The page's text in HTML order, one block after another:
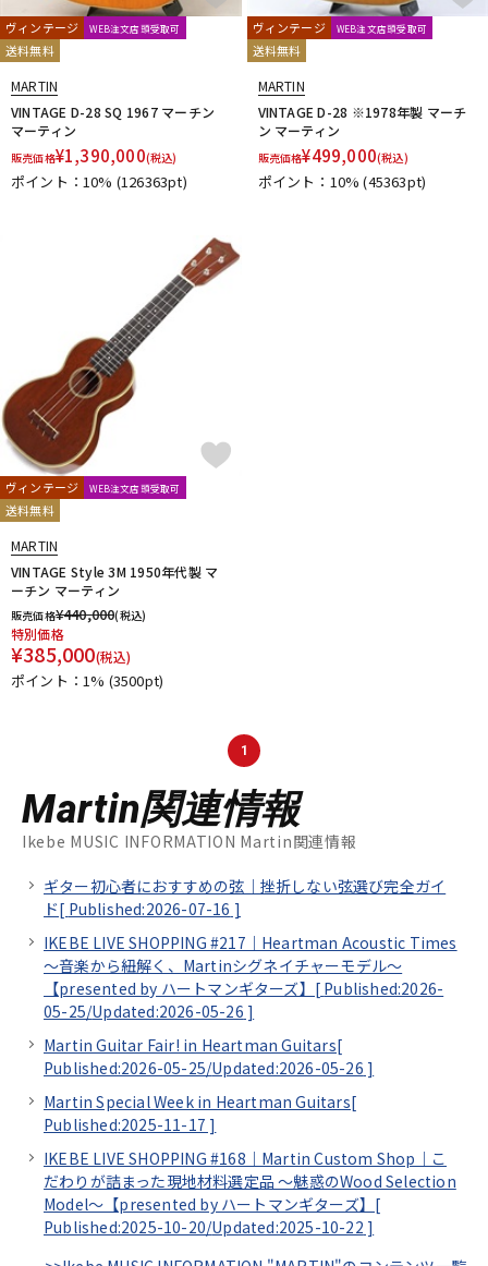
ヴィンテージ WEB注文店頭受取可
送料無料
MARTIN
VINTAGE D-28 SQ 1967 マーチン
マーティン
販売価格¥1,390,000(税込)
ポイント：10% (126363pt)
ヴィンテージ WEB注文店頭受取可
送料無料
MARTIN
VINTAGE D-28 ※1978年製 マーチ
ン マーティン
販売価格¥499,000(税込)
ポイント：10%(45363pt)
ヴィンテージ WEB注文店頭受取可
送料無料
MARTIN
VINTAGE Style 3M 1950年代製 マ
ーチン マーティン
販売価格¥440,000(税込)
特別価格
¥385,000(税込)
ポイント：1% (3500pt)
1
Martin関連情報
Ikebe MUSIC INFORMATION Martin関連情報
ギター初心者におすすめの弦｜挫折しない弦選び完全ガイ
ド[ Published:2026-07-16 ]
IKEBE LIVE SHOPPING #217｜Heartman Acoustic Times
～音楽から紐解く、Martinシグネイチャーモデル～
【presented by ハートマンギターズ】[ Published:2026-
05-25/Updated:2026-05-26 ]
Martin Guitar Fair! in Heartman Guitars[
Published:2026-05-25/Updated:2026-05-26 ]
Martin Special Week in Heartman Guitars[
Published:2025-11-17 ]
IKEBE LIVE SHOPPING #168｜Martin Custom Shop｜こ
だわりが詰まった現地材料選定品 ～魅惑のWood Selection
Model～【presented by ハートマンギターズ】[
Published:2025-10-20/Updated:2025-10-22 ]